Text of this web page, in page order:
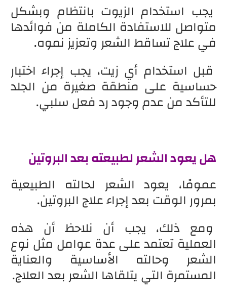
يجب استخدام الزيوت بانتظام وبشكل
متواصل للاستفادة الكاملة من فوائدها
في علاج تساقط الشعر وتعزيز نموه.
قبل استخدام أي زيت، يجب إجراء اختبار
حساسية على منطقة صغيرة من الجلد
للتأكد من عدم وجود رد فعل سلبي.
هل يعود الشعر لطبيعته بعد البروتين
عمومًا، يعود الشعر لحالته الطبيعية
بمرور الوقت بعد إجراء علاج البروتين.
ومع ذلك، يجب أن نلاحظ أن هذه
العملية تعتمد على عدة عوامل مثل نوع
الشعر وحالته الأساسية والعناية
المستمرة التي يتلقاها الشعر بعد العلاج.